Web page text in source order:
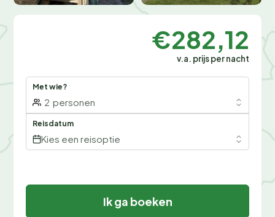
€282,12
v.a. prijs per nacht
Met wie?
2 personen
Reisdatum
Kies een reisoptie
Ik ga boeken